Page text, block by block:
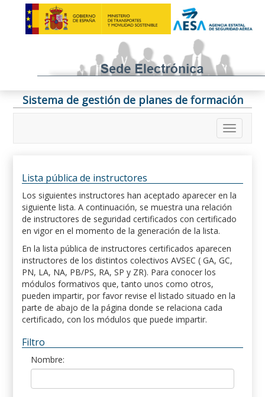
Sistema de gestión de planes de formación
Lista pública de instructores
Los siguientes instructores han aceptado aparecer en la
siguiente lista. A continuación, se muestra una relación
de instructores de seguridad certificados con certificado
en vigor en el momento de la generación de la lista.
En la lista pública de instructores certificados aparecen
instructores de los distintos colectivos AVSEC ( GA, GC,
PN, LA, NA, PB/PS, RA, SP y ZR). Para conocer los
módulos formativos que, tanto unos como otros,
pueden impartir, por favor revise el listado situado en la
parte de abajo de la página donde se relaciona cada
certificado, con los módulos que puede impartir.
Filtro
Nombre: